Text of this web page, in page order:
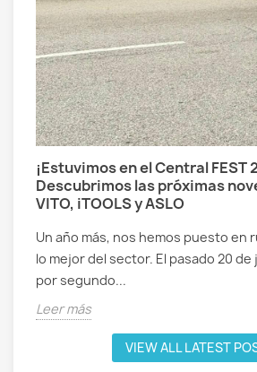
¡Estuvimos en el Central FEST
Descubrimos las próximas
VITO, iTOOLS y ASLO
Un año más, nos hemos puesto en
lo mejor del sector. El pasado 20 de
por segundo...
Leer más
VIEW ALL LATEST